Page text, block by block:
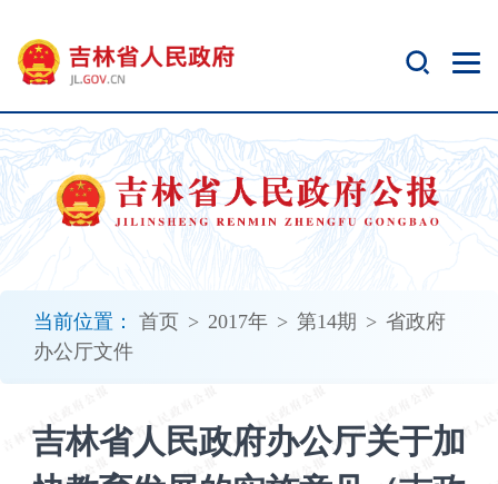
当前位置： 首页 > 2017年 > 第14期 > 省政府
办公厅文件
吉林省人民政府办公厅关于加
开
无
障
碍
说
明
加